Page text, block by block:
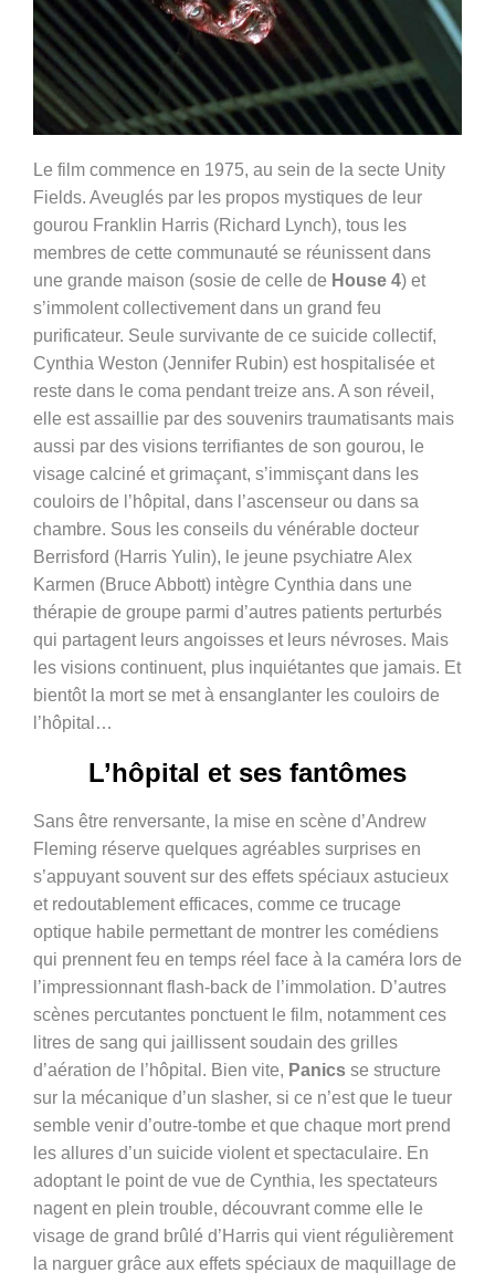
Le film commence en 1975, au sein de la secte Unity
Fields. Aveuglés par les propos mystiques de leur
gourou Franklin Harris (Richard Lynch), tous les
membres de cette communauté se réunissent dans
une grande maison (sosie de celle de House 4) et
s’immolent collectivement dans un grand feu
purificateur. Seule survivante de ce suicide collectif,
Cynthia Weston (Jennifer Rubin) est hospitalisée et
reste dans le coma pendant treize ans. A son réveil,
elle est assaillie par des souvenirs traumatisants mais
aussi par des visions terrifiantes de son gourou, le
visage calciné et grimaçant, s’immisçant dans les
couloirs de l’hôpital, dans l’ascenseur ou dans sa
chambre. Sous les conseils du vénérable docteur
Berrisford (Harris Yulin), le jeune psychiatre Alex
Karmen (Bruce Abbott) intègre Cynthia dans une
thérapie de groupe parmi d’autres patients perturbés
qui partagent leurs angoisses et leurs névroses. Mais
les visions continuent, plus inquiétantes que jamais. Et
bientôt la mort se met à ensanglanter les couloirs de
l’hôpital…
L’hôpital et ses fantômes
Sans être renversante, la mise en scène d’Andrew
Fleming réserve quelques agréables surprises en
s’appuyant souvent sur des effets spéciaux astucieux
et redoutablement efficaces, comme ce trucage
optique habile permettant de montrer les comédiens
qui prennent feu en temps réel face à la caméra lors de
l’impressionnant flash-back de l’immolation. D’autres
scènes percutantes ponctuent le film, notamment ces
litres de sang qui jaillissent soudain des grilles
d’aération de l’hôpital. Bien vite, Panics se structure
sur la mécanique d’un slasher, si ce n’est que le tueur
semble venir d’outre-tombe et que chaque mort prend
les allures d’un suicide violent et spectaculaire. En
adoptant le point de vue de Cynthia, les spectateurs
nagent en plein trouble, découvrant comme elle le
visage de grand brûlé d’Harris qui vient régulièrement
la narguer grâce aux effets spéciaux de maquillage de